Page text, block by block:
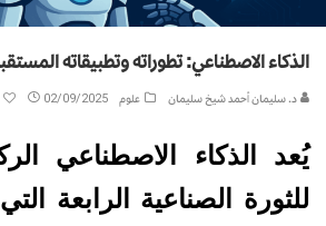
الذكاء الاصطناعي: تطوراته وتطبيقاته
د. سليمان أحمد شيخ سليمان علوم 02/09/2025
يُعد الذكاء الاصطناعي
للثورة الصناعية الرابعة